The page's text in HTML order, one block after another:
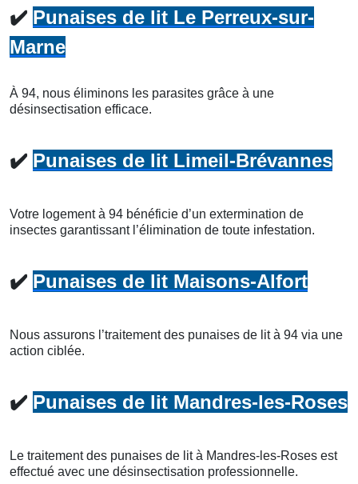
✔️ Punaises de lit Le Perreux-sur-
Marne
À 94, nous éliminons les parasites grâce à une
désinsectisation efficace.
✔️ Punaises de lit Limeil-Brévannes
Votre logement à 94 bénéficie d’un extermination de
insectes garantissant l’élimination de toute infestation.
✔️ Punaises de lit Maisons-Alfort
Nous assurons l’traitement des punaises de lit à 94 via une
action ciblée.
✔️ Punaises de lit Mandres-les-Roses
Le traitement des punaises de lit à Mandres-les-Roses est
effectué avec une désinsectisation professionnelle.